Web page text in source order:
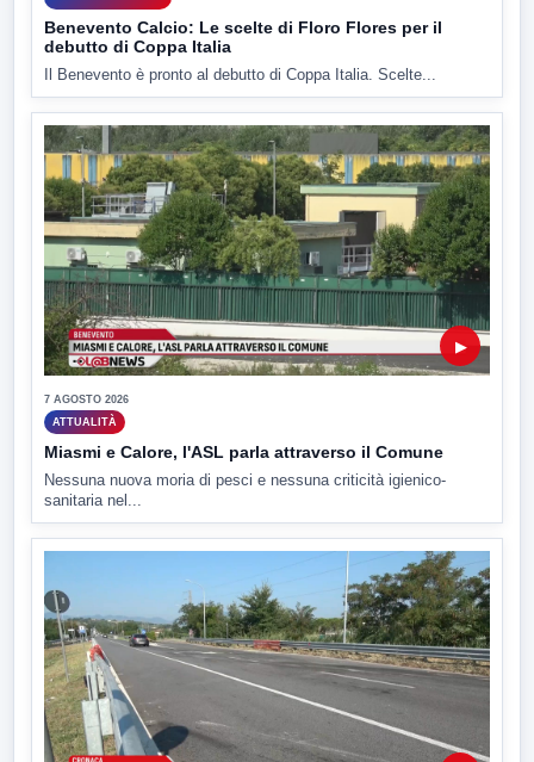
Benevento Calcio: Le scelte di Floro Flores per il
debutto di Coppa Italia
Il Benevento è pronto al debutto di Coppa Italia. Scelte...
▶
7 AGOSTO 2026
ATTUALITÀ
Miasmi e Calore, l'ASL parla attraverso il Comune
Nessuna nuova moria di pesci e nessuna criticità igienico-
sanitaria nel...